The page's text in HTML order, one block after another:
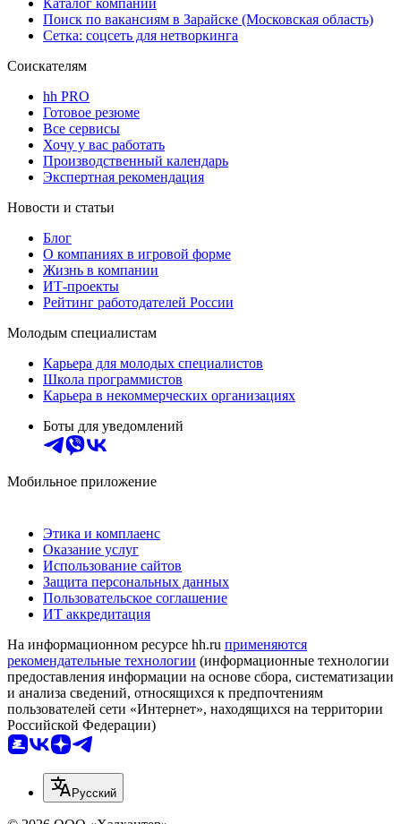
Каталог компаний
Поиск по вакансиям в Зарайске (Московская область)
Сетка: соцсеть для нетворкинга
Соискателям
hh PRO
Готовое резюме
Все сервисы
Хочу у вас работать
Производственный календарь
Экспертная рекомендация
Новости и статьи
Блог
О компаниях в игровой форме
Жизнь в компании
ИТ-проекты
Рейтинг работодателей России
Молодым специалистам
Карьера для молодых специалистов
Школа программистов
Карьера в некоммерческих организациях
Боты для уведомлений
Мобильное приложение
Этика и комплаенс
Оказание услуг
Использование сайтов
Защита персональных данных
Пользовательское соглашение
ИТ аккредитация
На информационном ресурсе hh.ru применяются
рекомендательные технологии (информационные технологии
предоставления информации на основе сбора, систематизации
и анализа сведений, относящихся к предпочтениям
пользователей сети «Интернет», находящихся на территории
Российской Федерации)
Русский